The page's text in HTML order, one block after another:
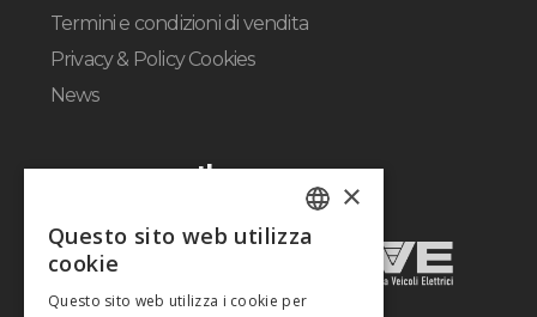
Termini e condizioni di vendita
Privacy & Policy Cookies
News
Il gruppo
ITALIAN
×
Questo sito web utilizza
cookie
Questo sito web utilizza i cookie per